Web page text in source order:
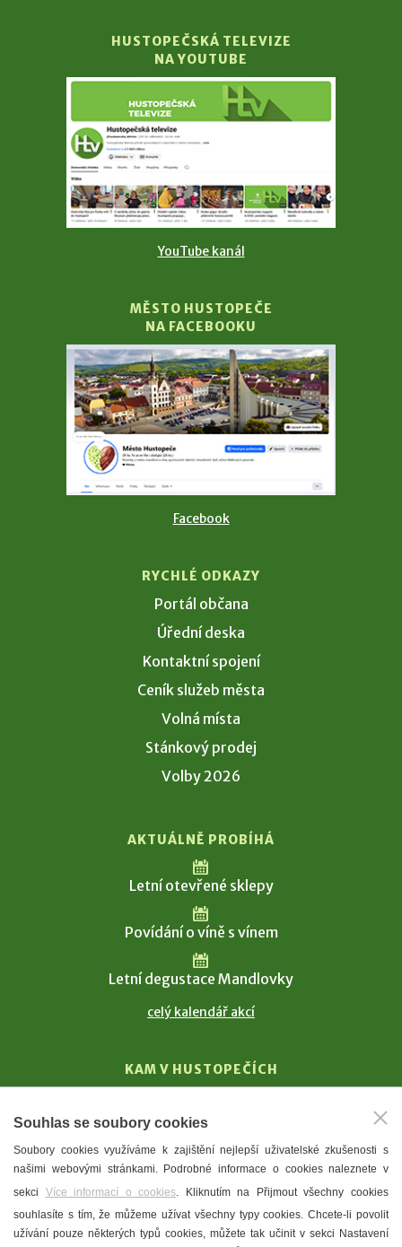
HUSTOPEČSKÁ TELEVIZE
NA YOUTUBE
YouTube kanál
MĚSTO HUSTOPEČE
NA FACEBOOKU
Facebook
RYCHLÉ ODKAZY
Portál občana
Úřední deska
Kontaktní spojení
Ceník služeb města
Volná místa
Stánkový prodej
Volby 2026
AKTUÁLNĚ PROBÍHÁ
Letní otevřené sklepy
Povídání o víně s vínem
Letní degustace Mandlovky
celý kalendář akcí
KAM V HUSTOPEČÍCH
T. G. Masaryk
Mandloně
Ubytování
Restaurace
Městské muzeum a galerie
Souhlas se soubory cookies
Soubory cookies využíváme k zajištění nejlepší uživatelské zkušenosti s
našimi webovými stránkami. Podrobné informace o cookies naleznete v
sekci Více informací o cookies. Kliknutím na Přijmout všechny cookies
souhlasíte s tím, že můžeme užívat všechny typy cookies. Chcete-li povolit
užívání pouze některých typů cookies, můžete tak učinit v sekci Nastavení